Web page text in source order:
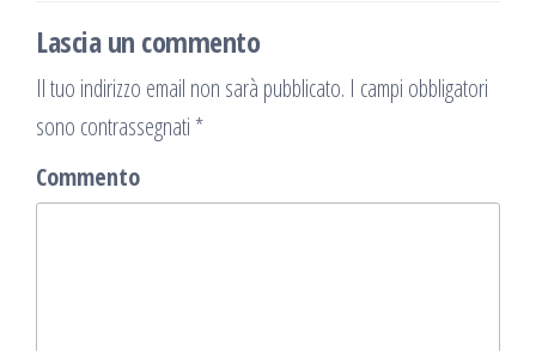
Lascia un commento
Il tuo indirizzo email non sarà pubblicato. I campi obbligatori
sono contrassegnati *
Commento